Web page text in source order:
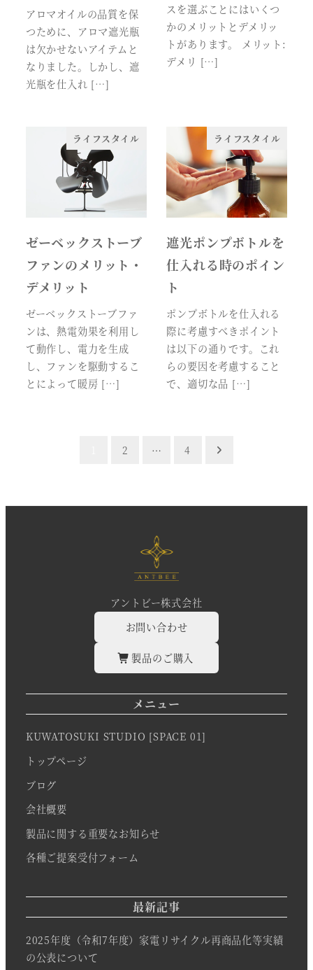
アロマオイルの品質を保
つために、アロマ遮光瓶
は欠かせないアイテムと
なりました。しかし、遮
光瓶を仕入れ […]
スを選ぶことにはいくつ
かのメリットとデメリッ
トがあります。 メリット:
デメリ […]
ライフスタイル
ゼーベックストーブ
ファンのメリット・
デメリット
ゼーベックストーブファ
ンは、熱電効果を利用し
て動作し、電力を生成
し、ファンを駆動するこ
とによって暖房 […]
ライフスタイル
遮光ポンプボトルを
仕入れる時のポイン
ト
ポンプボトルを仕入れる
際に考慮すべきポイント
は以下の通りです。これ
らの要因を考慮すること
で、適切な品 […]
の
2 … 4
アントビー株式会社
お問い合わせ
製品のご購入
メニュー
KUWATOSUKI STUDIO [SPACE 01]
トップページ
ブログ
会社概要
製品に関する重要なお知らせ
各種ご提案受付フォーム
最新記事
2025年度（令和7年度）家電リサイクル再商品化等実績
の公表について